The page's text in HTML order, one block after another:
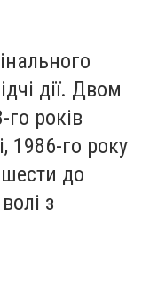
дії. Двом
років
1986-го року
до
з